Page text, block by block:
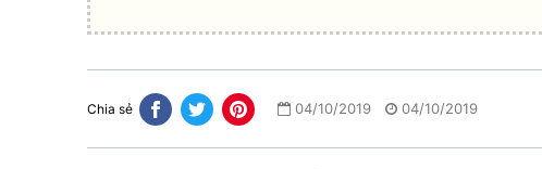
Chia sẻ 04/10/2019 04/10/2019